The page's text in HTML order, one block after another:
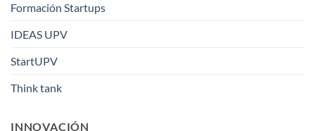
Formación Startups
IDEAS UPV
StartUPV
Think tank
INNOVACIÓN